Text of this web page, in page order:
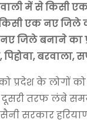
में से किसी
एक नए जिले
जिले बनाने का
बरवाला,
को प्रदेश के
तरफ लंबे
सरकार